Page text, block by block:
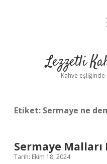
Lezzetli
Kahve
Etiket: Sermaye ne
Sermaye
Tarih: Ekim 18, 2024